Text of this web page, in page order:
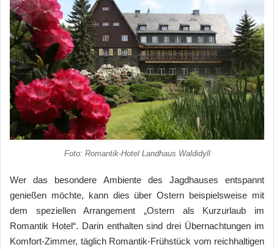
Foto: Romantik-Hotel Landhaus Waldidyll
Wer das besondere Ambiente des Jagdhauses entspannt
genießen möchte, kann dies über Ostern beispielsweise mit
dem speziellen Arrangement „Ostern als Kurzurlaub im
Romantik Hotel“. Darin enthalten sind drei Übernachtungen im
Komfort-Zimmer, täglich Romantik-Frühstück vom reichhaltigen